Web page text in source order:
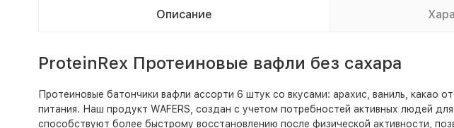
Описание
ProteinRex Протеиновые вафли без сахара
Протеиновые батончики вафли ассорти 6 штук со вкусами: арахис, ваниль,
питания. Наш продукт WAFERS, создан с учетом потребностей активных людей
способствуют более быстрому восстановлению после физической активности,